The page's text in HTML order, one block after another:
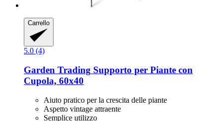
Carrello
5.0 (4)
Garden Trading Supporto per Piante con
Cupola, 60x40
Aiuto pratico per la crescita delle piante
Aspetto vintage attraente
Semplice utilizzo